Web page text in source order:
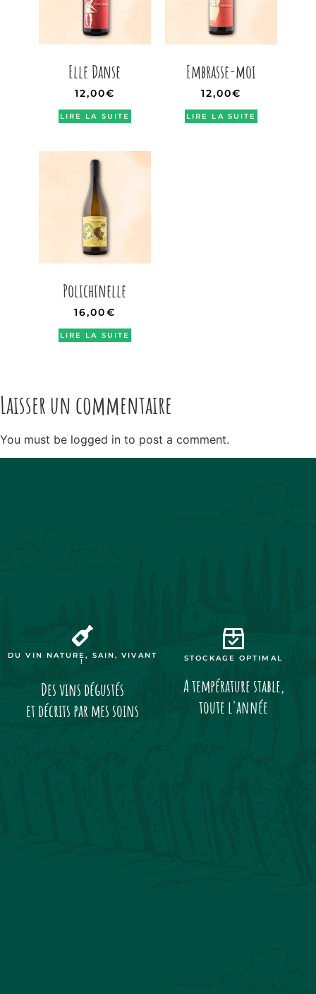
Elle Danse
12,00€
LIRE LA SUITE
Embrasse-moi
12,00€
LIRE LA SUITE
Polichinelle
16,00€
LIRE LA SUITE
Laisser un commentaire
You must be logged in to post a comment.
DU VIN NATURE, SAIN, VIVANT
!
Des vins dégustés
et décrits par mes soins
STOCKAGE OPTIMAL
A température stable,
toute l'année